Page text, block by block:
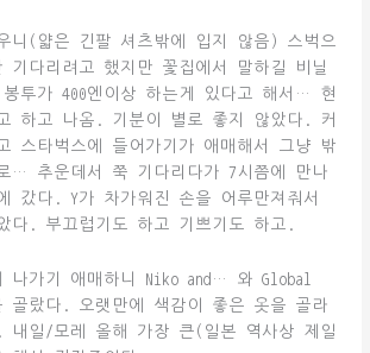
니(얇은 긴팔 셔츠밖에 입지 않음) 스벅으
기다리려고 했지만 꽃집에서 말하길 비닐
투가 400엔이상 하는게 있다고 해서… 현
하고 나옴. 기분이 별로 좋지 않았다. 커
스타벅스에 들어가기가 애매해서 그냥 밖
… 추운데서 쭉 기다리다가 7시쯤에 만나
갔다. Y가 차가워진 손을 어루만져줘서
다. 부끄럽기도 하고 기쁘기도 하고.
나가기 애매하니 Niko and… 와 Global
골랐다. 오랫만에 색감이 좋은 옷을 골라
내일/모레 올해 가장 큰(일본 역사상 제일